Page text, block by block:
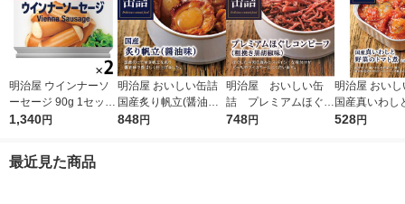
明治屋 ウインナーソ
ーセージ 90g 1セット
（1個×2）缶詰
1,340円
明治屋 おいしい缶詰
国産炙り帆立(醤油味)
425529 1缶
848円
明治屋 おいしい缶
詰 プレミアムほぐし
コンビーフ 1缶
748円
明治屋 おいし
国産真いわし
トマト煮 1缶
528円
最近見た商品